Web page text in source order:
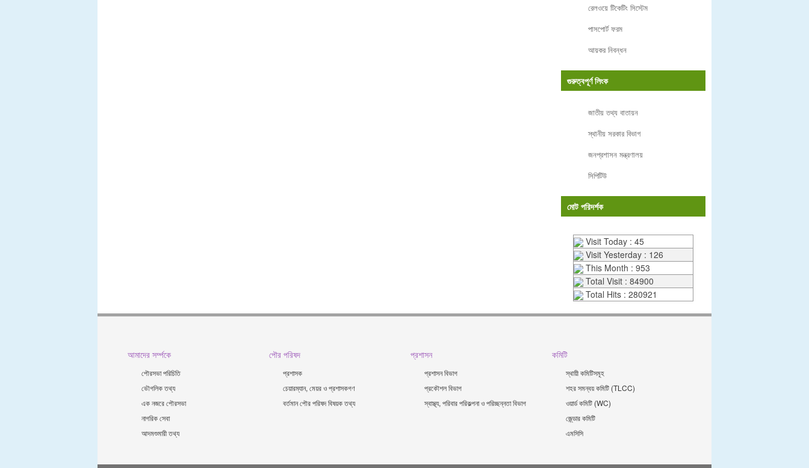
রেলওয়ে টিকেটিং সিস্টেম
পাসপোর্ট ফরম
আয়কর নিবন্ধন
গুরুত্বপূর্ণ লিংক
জাতীয় তথ্য বাতায়ন
স্থানীয় সরকার বিভাগ
জনপ্রশাসন মন্ত্রণালয়
সিপিটিউ
মোট পরিদর্শক
Visit Today : 45
Visit Yesterday : 126
This Month : 953
Total Visit : 84900
Total Hits : 280921
আমাদের সর্ম্পকে
পৌরসভা পরিচিতি
ভৌগলিক তথ্য
এক নজরে পৌরসভা
নাগরিক সেবা
আদমশুমারী তথ্য
পৌর পরিষদ
প্রশাসক
চেয়ারম্যান, মেয়র ও প্রশাসকগণ
বর্তমান পৌর পরিষদ বিষয়ক তথ্য
প্রশাসন
প্রশাসন বিভাগ
প্রকৌশল বিভাগ
স্বাস্থ্য, পরিবার পরিকল্পনা ও পরিচ্ছন্নতা ‍বিভাগ
কমিটি
স্থায়ী কমিটিসমূহ
শহর সমন্বয় কমিটি (TLCC)
ওয়ার্ড কমিটি (WC)
জে্ন্ডার কমিটি
এমসিসি